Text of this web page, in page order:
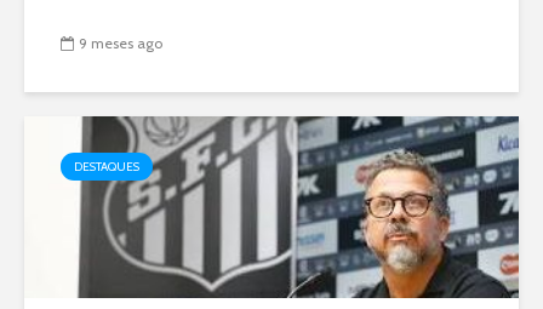
9 meses ago
DESTAQUES